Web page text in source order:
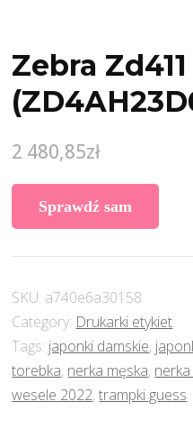
Zebra
2 480,85zł
Sprawdź sam
SKU: a740e6a30158
Category: Drukarki etykiet
Tags: japonki damskie,
torebka, nerka męska,
wesele 2022,trampki guess